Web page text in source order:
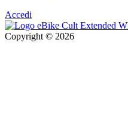
Accedi
Copyright © 2026